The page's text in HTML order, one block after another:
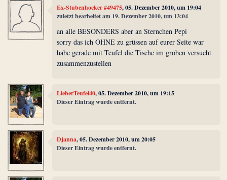
Ex-Stubenhocker #49475, 05. Dezember 2010, um 19:04
zuletzt bearbeitet am 19. Dezember 2010, um 13:04
an alle BESONDERS aber an Sternchen Pepi
sorry das ich OHNE zu grüssen auf eurer Seite war
habe gerade mit Teufel die Tische im groben versucht
zusammenzustellen
LieberTeufel40, 05. Dezember 2010, um 19:15
Dieser Eintrag wurde entfernt.
Djanna, 05. Dezember 2010, um 20:05
Dieser Eintrag wurde entfernt.